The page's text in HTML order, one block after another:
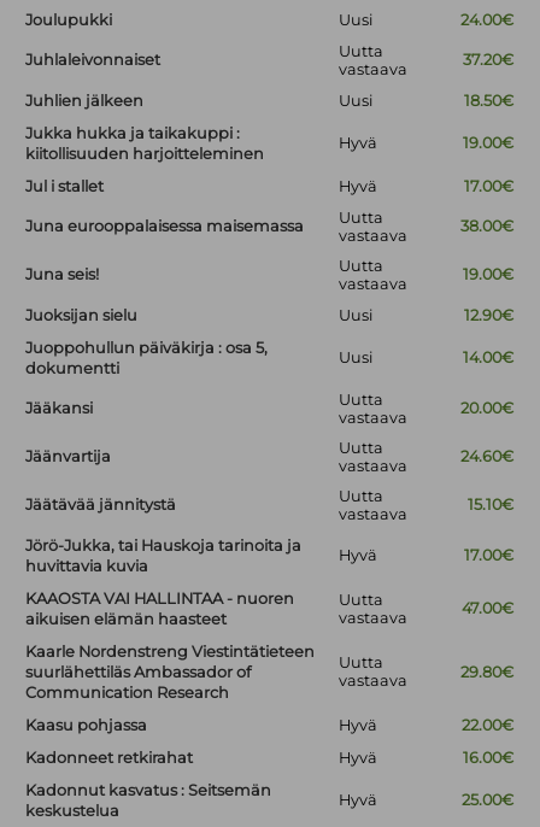
Joulupukki Uusi 24.00€
Juhlaleivonnaiset
Uutta
vastaava
37.20€
Juhlien jälkeen Uusi
18.50€
Jukka hukka ja taikakuppi :
kiitollisuuden harjoitteleminen
Hyvä 19.00€
Jul i stallet Hyvä 17.00€
Juna eurooppalaisessa maisemassa
Uutta
vastaava
38.00€
Juna seis!
Uutta
vastaava
19.00€
Juoksijan sielu Uusi
12.90€
Juoppohullun päiväkirja : osa 5,
dokumentti
Uusi 14.00€
Jääkansi
Uutta
vastaava
20.00€
Jäänvartija
Uutta
vastaava
24.60€
Jäätävää jännitystä
Uutta
vastaava
15.10€
Jörö-Jukka, tai Hauskoja tarinoita ja
huvittavia kuvia
Hyvä 17.00€
KAAOSTA VAI HALLINTAA - nuoren
aikuisen elämän haasteet
Uutta
vastaava
47.00€
Kaarle Nordenstreng Viestintätieteen
suurlähettiläs Ambassador of
Communication Research
Uutta
vastaava
29.80€
Kaasu pohjassa Hyvä
22.00€
Kadonneet retkirahat
Hyvä
16.00€
Kadonnut kasvatus : Seitsemän
keskustelua
Hyvä 25.00€